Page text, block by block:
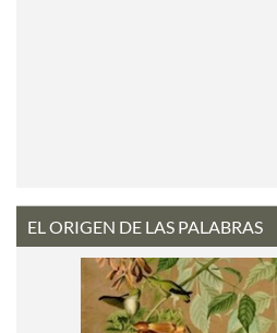
EL ORIGEN DE LAS PALABRAS